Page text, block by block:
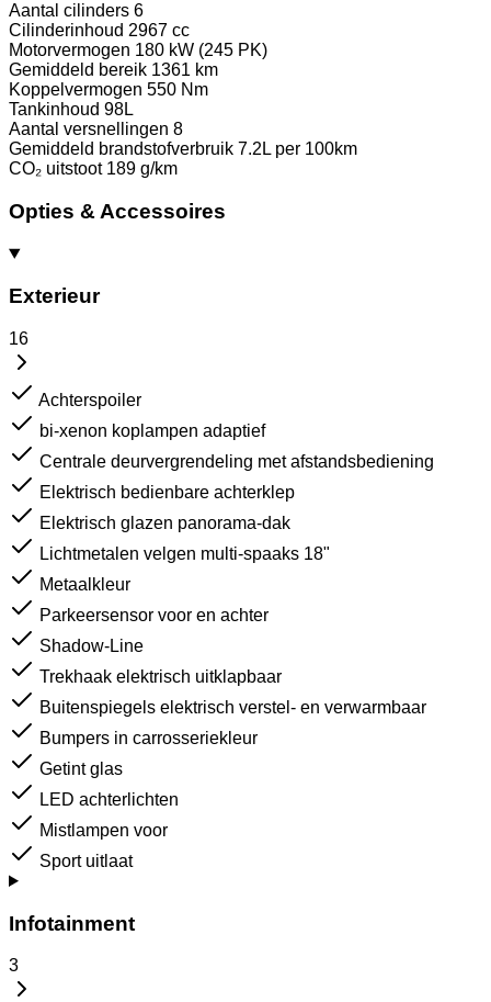
Aantal cilinders 6
Cilinderinhoud 2967 cc
Motorvermogen 180 kW (245 PK)
Gemiddeld bereik 1361 km
Koppelvermogen 550 Nm
Tankinhoud 98L
Aantal versnellingen 8
Gemiddeld brandstofverbruik 7.2L per 100km
CO₂ uitstoot 189 g/km
Opties & Accessoires
Exterieur
16
Achterspoiler
bi-xenon koplampen adaptief
Centrale deurvergrendeling met afstandsbediening
Elektrisch bedienbare achterklep
Elektrisch glazen panorama-dak
Lichtmetalen velgen multi-spaaks 18"
Metaalkleur
Parkeersensor voor en achter
Shadow-Line
Trekhaak elektrisch uitklapbaar
Buitenspiegels elektrisch verstel- en verwarmbaar
Bumpers in carrosseriekleur
Getint glas
LED achterlichten
Mistlampen voor
Sport uitlaat
Infotainment
3